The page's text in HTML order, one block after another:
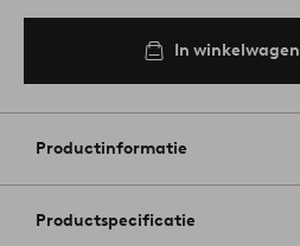
In winkelwagen
Productinformatie
Productspecificatie